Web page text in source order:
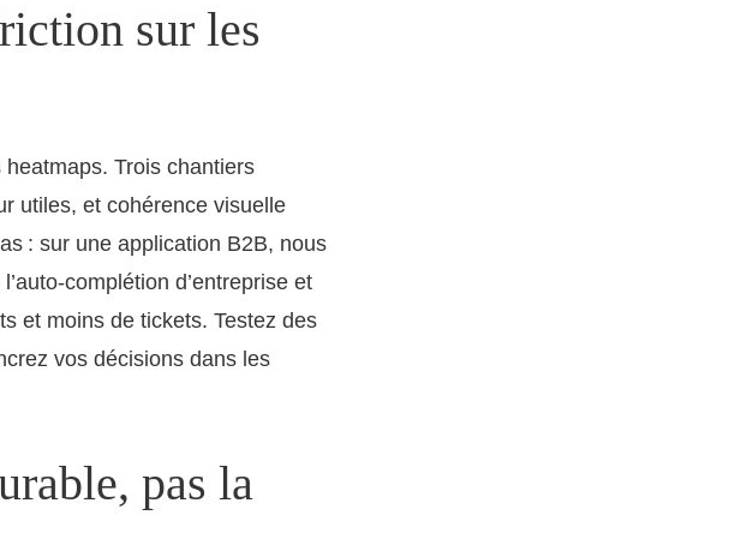
sur les
Trois chantiers
utiles, et cohérence visuelle
: sur une application B2B, nous
complétion d’entreprise et
et moins de tickets. Testez des
vos décisions dans les
pas la